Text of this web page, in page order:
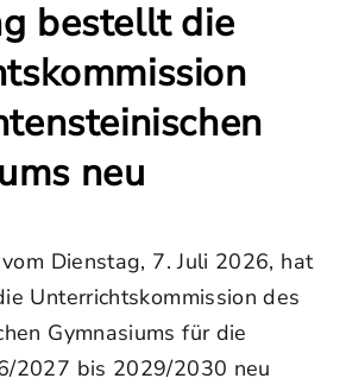
bestellt die
neu
Dienstag, 7. Juli 2026, hat
Unterrichtskommission des
Gymnasiums für die
2027 bis 2029/2030 neu